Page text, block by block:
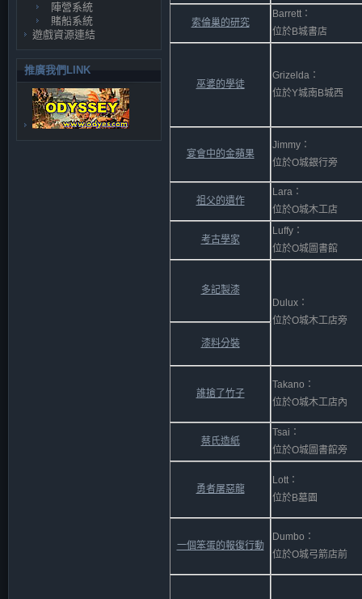
陣營系統
賭船系統
遊戲資源連結
推廣我們LINK
索倫巢的研究
Barrett：
位於B城書店
巫婆的學徒
Grizelda：
位於Y城南B城西
宴會中的金蘋果
Jimmy：
位於O城銀行旁
祖父的遺作
Lara：
位於O城木工店
考古學家
Luffy：
位於O城圖書館
多記製漆
Dulux：
位於O城木工店旁
漆料分裝
誰搶了竹子
Takano：
位於O城木工店內
蔡氏造紙
Tsai：
位於O城圖書館旁
勇者屠惡龍
Lott：
位於B墓園
一個笨蛋的報復行動
Dumbo：
位於O城弓箭店前